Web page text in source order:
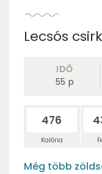
Lecsós
IDŐ
55 p
476
Kalória
Még több